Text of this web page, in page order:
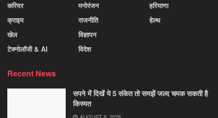
करियर
क्राइम
खेल
टेक्नोलॉजी & AI
मनोरंजन
राजनीति
विज्ञापन
विदेश
हरियाणा
हेल्थ
Recent News
सपने में दिखें ये 5 संकेत तो समझें जल्द चमक सकती है
किस्मत